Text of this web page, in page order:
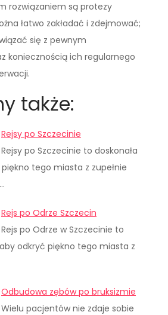
rozwiązaniem są protezy
łatwo zakładać i zdejmować;
się z pewnym
koniecznością ich regularnego
także:
Rejsy po Szczecinie
Rejsy po Szczecinie to doskonała
tego miasta z zupełnie
Rejs po Odrze Szczecin
Rejs po Odrze w Szczecinie to
odkryć piękno tego miasta z
Odbudowa zębów po bruksizmie
Wielu pacjentów nie zdaje sobie